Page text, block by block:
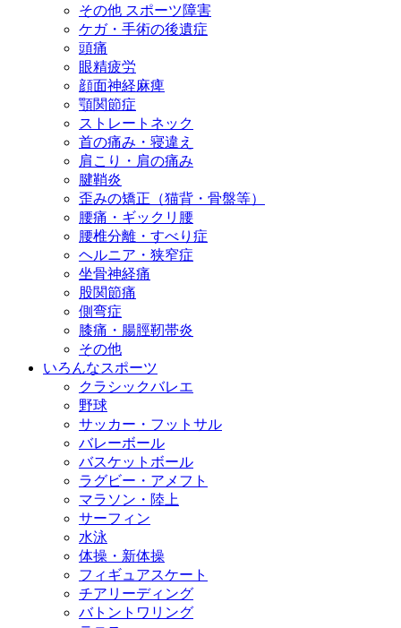
その他 スポーツ障害
ケガ・手術の後遺症
頭痛
眼精疲労
顔面神経麻痺
顎関節症
ストレートネック
首の痛み・寝違え
肩こり・肩の痛み
腱鞘炎
歪みの矯正（猫背・骨盤等）
腰痛・ギックリ腰
腰椎分離・すべり症
ヘルニア・狭窄症
坐骨神経痛
股関節痛
側弯症
膝痛・腸脛靭帯炎
その他
いろんなスポーツ
クラシックバレエ
野球
サッカー・フットサル
バレーボール
バスケットボール
ラグビー・アメフト
マラソン・陸上
サーフィン
水泳
体操・新体操
フィギュアスケート
チアリーディング
バトントワリング